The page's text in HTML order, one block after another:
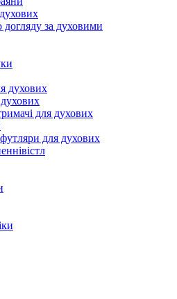
догляду за духовими
духових
для духових
для духових